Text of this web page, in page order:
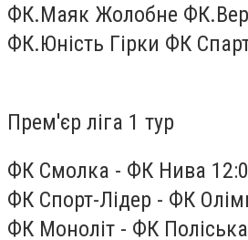
ФК.Маяк Жолобне
ФК.Юність Гірки ФК
Прем'єр ліга 1 тур
ФК Смолка - ФК Нива
ФК Спорт-Лідер - ФК
ФК Моноліт - ФК